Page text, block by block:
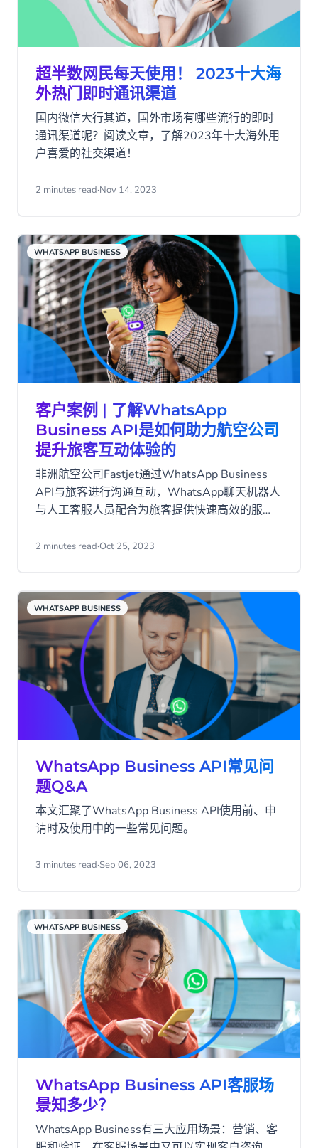
超半数网民每天使用！ 2023十大海
外热门即时通讯渠道
国内微信大行其道，国外市场有哪些流行的即时
通讯渠道呢？阅读文章，了解2023年十大海外用
户喜爱的社交渠道！
2 minutes read·Nov 14, 2023
WHATSAPP BUSINESS
客户案例 | 了解WhatsApp
Business API是如何助力航空公司
提升旅客互动体验的
非洲航空公司Fastjet通过WhatsApp Business
API与旅客进行沟通互动，WhatsApp聊天机器人
与人工客服人员配合为旅客提供快速高效的服
2 minutes read·Oct 25, 2023
WHATSAPP BUSINESS
WhatsApp Business API常见问
题Q&A
本文汇聚了WhatsApp Business API使用前、申
请时及使用中的一些常见问题。
3 minutes read·Sep 06, 2023
WHATSAPP BUSINESS
WhatsApp Business API客服场
景知多少？
WhatsApp Business有三大应用场景：营销、客